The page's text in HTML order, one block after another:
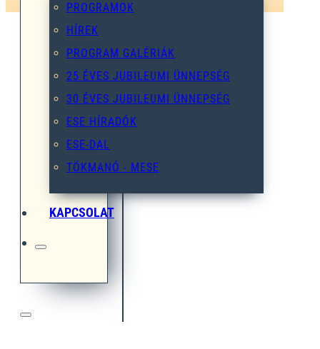
PROGRAMOK
HÍREK
PROGRAM GALÉRIÁK
25 ÉVES JUBILEUMI ÜNNEPSÉG
30 ÉVES JUBILEUMI ÜNNEPSÉG
ESE HÍRADÓK
ESE-DAL
TÖKMANÓ - MESE
KAPCSOLAT